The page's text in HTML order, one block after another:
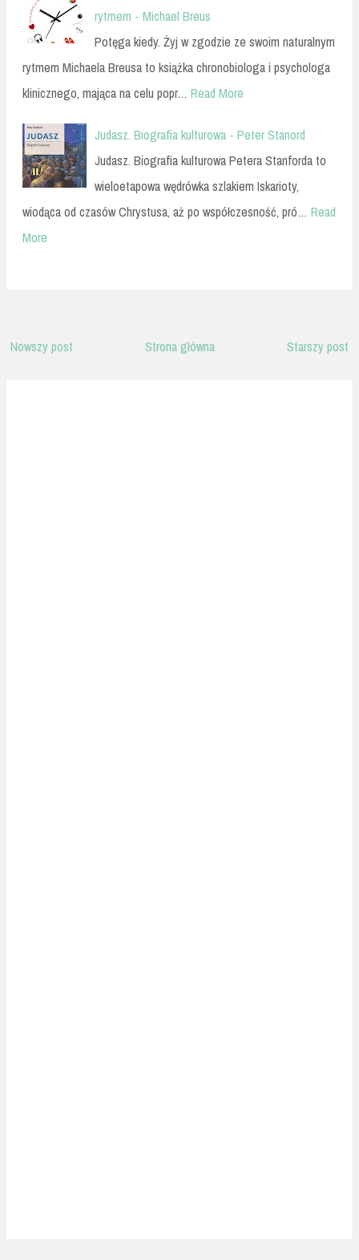
rytmem - Michael Breus
Potęga kiedy. Żyj w zgodzie ze swoim naturalnym
rytmem Michaela Breusa to książka chronobiologa i psychologa
klinicznego, mająca na celu popr… Read More
Judasz. Biografia kulturowa - Peter Stanord
Judasz. Biografia kulturowa Petera Stanforda to
wieloetapowa wędrówka szlakiem Iskarioty,
wiodąca od czasów Chrystusa, aż po współczesność, pró… Read
More
Nowszy post Starszy post
Strona główna